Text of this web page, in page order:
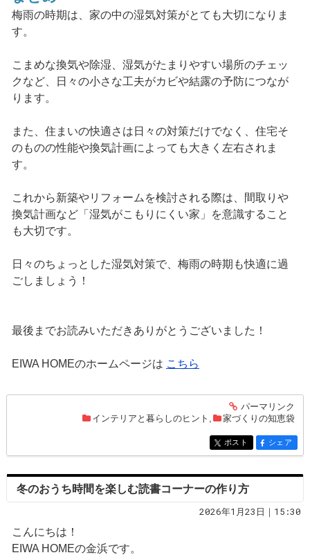
梅雨の時期は、家の中の湿気対策がとても大切になりま
す。
こまめな換気や除湿、湿気がたまりやすい場所のチェッ
クなど、日々の小さな工夫がカビや結露の予防につなが
ります。
また、住まいの快適さは日々の対策だけでなく、住宅そ
のものの性能や換気計画によっても大きく左右されま
す。
これから新築やリフォームを検討される際は、間取りや
換気計画など「湿気がこもりにくい家」を意識すること
も大切です。
日々のちょっとした湿気対策で、梅雨の時期も快適に過
ごしましょう！
最後までお読みいただきありがとうございました！
EIWA HOMEのホームページは こちら
entry287
パーマリンク
インテリアと暮らしのヒント
家づくりの知恵袋
entry287
ポスト entry287
シェア
冬のおうち時間を楽しむ読書コーナーの作り方
2026年1月23日｜15:30
こんにちは！
EIWA HOMEの金浜です。